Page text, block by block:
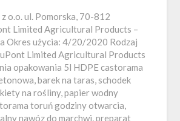
o.o. ul. Pomorska, 70-812
Limited Agricultural Products –
Okres użycia: 4/20/2020 Rodzaj
Limited Agricultural Products
opakowania 5l HDPE castorama
barek na taras, schodek
na rośliny, papier wodny
toruń godziny otwarcia,
nawóz do marchwi, preparat